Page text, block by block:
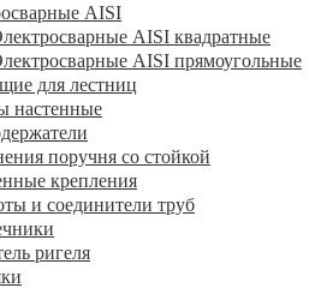
AISI
AISI квадратные
AISI прямоугольные
для лестниц
настенные
поручня со стойкой
крепления
и соединители труб
ригеля